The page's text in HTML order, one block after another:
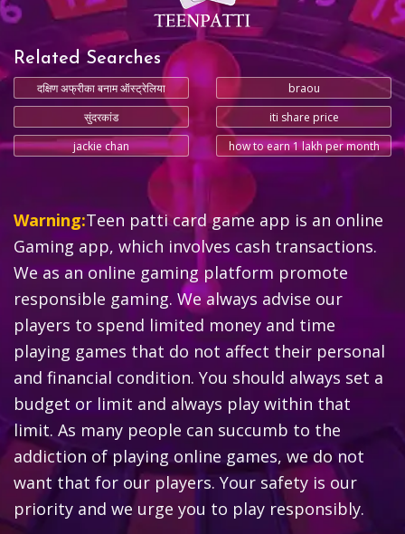
Related Searches
दक्षिण अफ्रीका बनाम ऑस्ट्रेलिया
braou
सुंदरकांड
iti share price
jackie chan
how to earn 1 lakh per month
Warning:Teen patti card game app is an online
Gaming app, which involves cash transactions.
We as an online gaming platform promote
responsible gaming. We always advise our
players to spend limited money and time
playing games that do not affect their personal
and financial condition. You should always set a
budget or limit and always play within that
limit. As many people can succumb to the
addiction of playing online games, we do not
want that for our players. Your safety is our
priority and we urge you to play responsibly.